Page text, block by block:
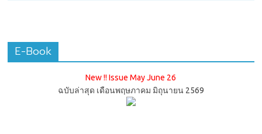
E-Book
New !! Issue May June 26
ฉบับล่าสุด เดือนพฤษภาคม มิถุนายน 2569